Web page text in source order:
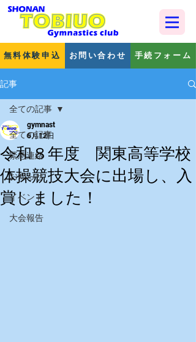
無料体験申込 お問い合わせ 手続フォーム
記事
全ての記事
緊急連絡
お知らせ
イベント
大会報告
全ての記事
令和８年度 関東高等学校
体操競技大会に出場し、入
賞しました！
gymnast
6月12日